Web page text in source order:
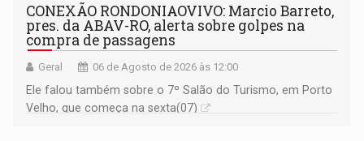
CONEXÃO RONDONIAOVIVO: Marcio Barreto,
pres. da ABAV-RO, alerta sobre golpes na
compra de passagens
Geral 06 de Agosto de 2026 às 12:00
Ele falou também sobre o 7º Salão do Turismo, em Porto
Velho, que começa na sexta(07)